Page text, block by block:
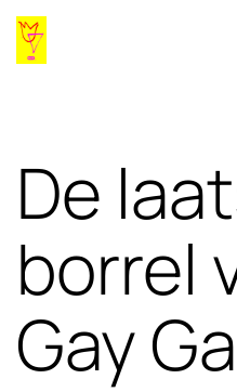
Ga
naarGaygames98.ihlia.nl
De
borrel
Gay